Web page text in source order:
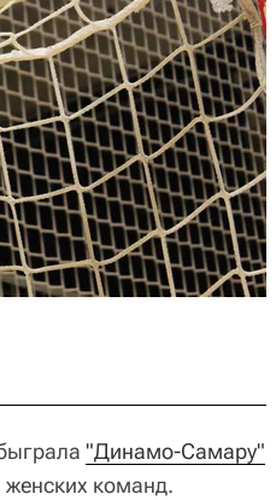
"Динамо-Самару"
женских команд.